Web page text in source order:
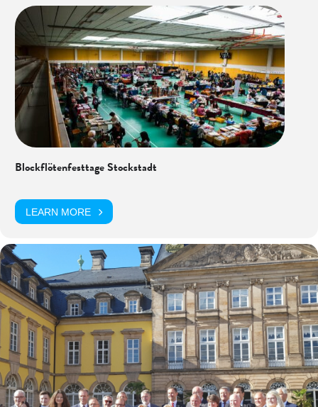
Blockflötenfesttage Stockstadt
LEARN MORE